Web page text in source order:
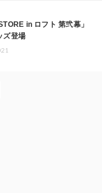
in ロフト 第弐幕」
ズ登場